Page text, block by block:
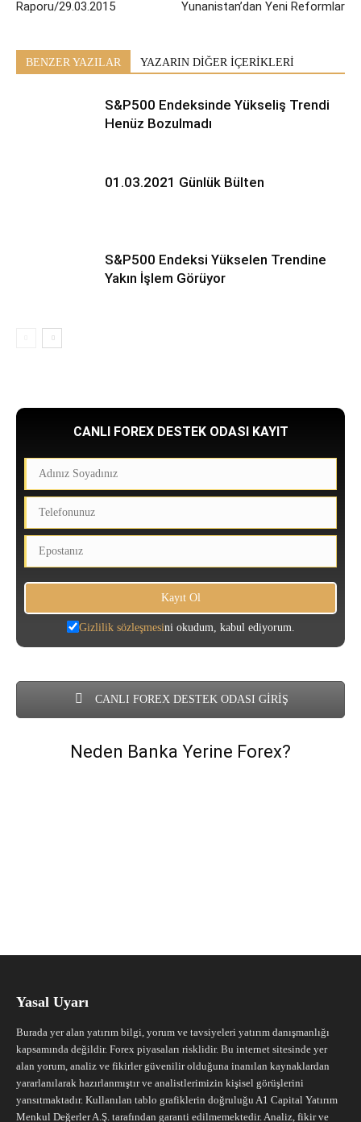
Raporu/29.03.2015
Yunanistan’dan Yeni Reformlar
BENZER YAZILAR YAZARIN DİĞER İÇERİKLERİ
S&P500 Endeksinde Yükseliş Trendi
Henüz Bozulmadı
01.03.2021 Günlük Bülten
S&P500 Endeksi Yükselen Trendine
Yakın İşlem Görüyor
CANLI FOREX DESTEK ODASI KAYIT
Gizlilik sözleşmesini okudum, kabul ediyorum.
CANLI FOREX DESTEK ODASI GİRİŞ
Neden Banka Yerine Forex?
Yasal Uyarı
Burada yer alan yatırım bilgi, yorum ve tavsiyeleri yatırım danışmanlığı
kapsamında değildir. Forex piyasaları risklidir. Bu internet sitesinde yer
alan yorum, analiz ve fikirler güvenilir olduğuna inanılan kaynaklardan
yararlanılarak hazırlanmıştır ve analistlerimizin kişisel görüşlerini
yansıtmaktadır. Kullanılan tablo grafiklerin doğruluğu A1 Capital Yatırım
Menkul Değerler A.Ş. tarafından garanti edilmemektedir. Analiz, fikir ve